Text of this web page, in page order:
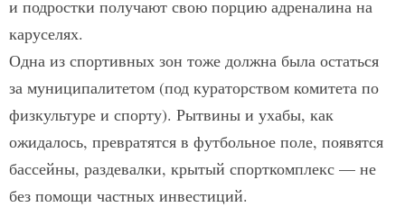
и подростки получают свою порцию адреналина на
каруселях.
Одна из спортивных зон тоже должна была остаться
за муниципалитетом (под кураторством комитета по
физкультуре и спорту). Рытвины и ухабы, как
ожидалось, превратятся в футбольное поле, появятся
бассейны, раздевалки, крытый спорткомплекс — не
без помощи частных инвестиций.